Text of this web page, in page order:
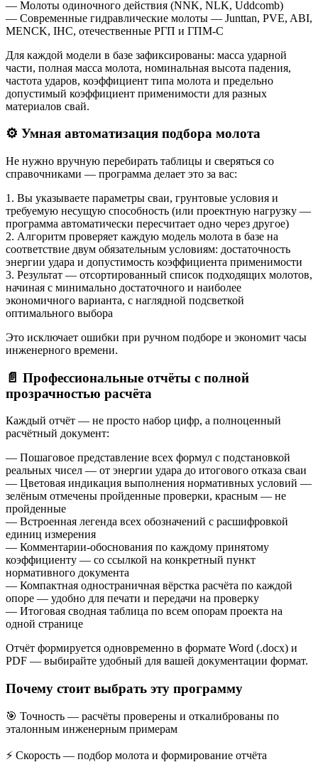
— Молоты одиночного действия (NNK, NLK, Uddcomb)
— Современные гидравлические молоты — Junttan, PVE, ABI,
MENCK, IHC, отечественные РГП и ГПМ-С
Для каждой модели в базе зафиксированы: масса ударной
части, полная масса молота, номинальная высота падения,
частота ударов, коэффициент типа молота и предельно
допустимый коэффициент применимости для разных
материалов свай.
⚙️ Умная автоматизация подбора молота
Не нужно вручную перебирать таблицы и сверяться со
справочниками — программа делает это за вас:
1. Вы указываете параметры сваи, грунтовые условия и
требуемую несущую способность (или проектную нагрузку —
программа автоматически пересчитает одно через другое)
2. Алгоритм проверяет каждую модель молота в базе на
соответствие двум обязательным условиям: достаточность
энергии удара и допустимость коэффициента применимости
3. Результат — отсортированный список подходящих молотов,
начиная с минимально достаточного и наиболее
экономичного варианта, с наглядной подсветкой
оптимального выбора
Это исключает ошибки при ручном подборе и экономит часы
инженерного времени.
📄 Профессиональные отчёты с полной
прозрачностью расчёта
Каждый отчёт — не просто набор цифр, а полноценный
расчётный документ:
— Пошаговое представление всех формул с подстановкой
реальных чисел — от энергии удара до итогового отказа сваи
— Цветовая индикация выполнения нормативных условий —
зелёным отмечены пройденные проверки, красным — не
пройденные
— Встроенная легенда всех обозначений с расшифровкой
единиц измерения
— Комментарии-обоснования по каждому принятому
коэффициенту — со ссылкой на конкретный пункт
нормативного документа
— Компактная одностраничная вёрстка расчёта по каждой
опоре — удобно для печати и передачи на проверку
— Итоговая сводная таблица по всем опорам проекта на
одной странице
Отчёт формируется одновременно в формате Word (.docx) и
PDF — выбирайте удобный для вашей документации формат.
Почему стоит выбрать эту программу
🎯 Точность — расчёты проверены и откалиброваны по
эталонным инженерным примерам
⚡ Скорость — подбор молота и формирование отчёта